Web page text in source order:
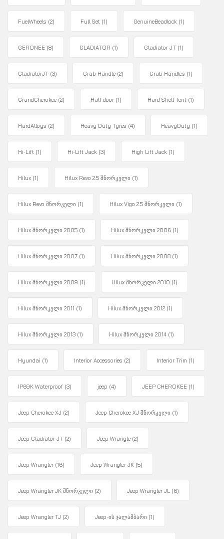
FuelWheels (2) Full Set (1) GenuineBeadlock (1)
GERONEE (8) GLADIATOR (1) Gladiator JT (1)
GladiatorJT (3) Grab Handle (2) Grab Handles (1)
GrandCherokee (2) Half door (1) Hard Shell Tent (1)
HardAlloys (2) Heavy Duty Tyres (4) HeavyDuty (1)
Hi-Lift (1) Hi-Lift Jack (3) High Lift Jack (1)
Hilux (1) Hilux Revo 2.5 შნორკელი (1)
Hilux Revo შნორკელი (1) Hilux Vigo 2.5 შნორკელი (1)
Hilux შნორკელი 2005 (1) Hilux შნორკელი 2006 (1)
Hilux შნორკელი 2007 (1) Hilux შნორკელი 2008 (1)
Hilux შნორკელი 2009 (1) Hilux შნორკელი 2010 (1)
Hilux შნორკელი 2011 (1) Hilux შნორკელი 2012 (1)
Hilux შნორკელი 2013 (1) Hilux შნორკელი 2014 (1)
Hyundai (1) Interior Accessories (2) Interior Trim (1)
IP69K Waterproof (3) jeep (4) JEEP CHEROKEE (1)
Jeep Cherokee XJ (2) Jeep Cherokee XJ შნორკელი (1)
Jeep Gladiator JT (2) Jeep Wrangle (2)
Jeep Wrangler (16) Jeep Wrangler JK (5)
Jeep Wrangler JK შნორკელი (2) Jeep Wrangler JL (6)
Jeep Wrangler TJ (2) Jeep-ის ჯალამბარი (1)